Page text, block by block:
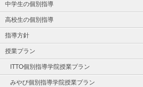
中学生の個別指導
高校生の個別指導
指導方針
授業プラン
ITTO個別指導学院授業プラン
みやび個別指導学院授業プラン